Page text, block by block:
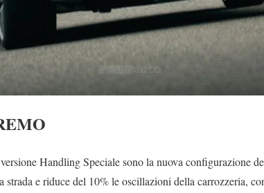
Handling Speciale sono la nuova configurazione
e riduce del 10% le oscillazioni della carrozzeria,